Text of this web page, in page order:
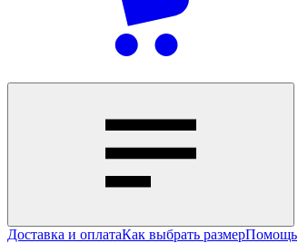
Доставка и оплатаКак выбрать размерПомощь